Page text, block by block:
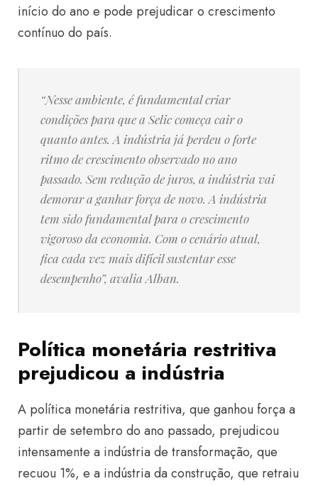
início do ano e pode prejudicar o crescimento
contínuo do país.
“Nesse ambiente, é fundamental criar
condições para que a Selic começa cair o
quanto antes. A indústria já perdeu o forte
ritmo de crescimento observado no ano
passado. Sem redução de juros, a indústria vai
demorar a ganhar força de novo. A indústria
tem sido fundamental para o crescimento
vigoroso da economia. Com o cenário atual,
fica cada vez mais difícil sustentar esse
desempenho”, avalia Alban.
Política monetária restritiva
prejudicou a indústria
A política monetária restritiva, que ganhou força a
partir de setembro do ano passado, prejudicou
intensamente a indústria de transformação, que
recuou 1%, e a indústria da construção, que retraiu